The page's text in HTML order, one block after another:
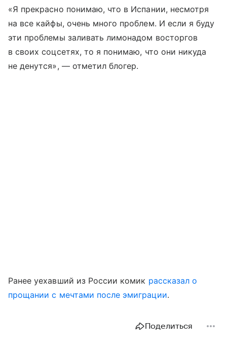
«Я прекрасно понимаю, что в Испании, несмотря
на все кайфы, очень много проблем. И если я буду
эти проблемы заливать лимонадом восторгов
в своих соцсетях, то я понимаю, что они никуда
не денутся», — отметил блогер.
Ранее уехавший из России комик рассказал о
прощании с мечтами после эмиграции.
Поделиться